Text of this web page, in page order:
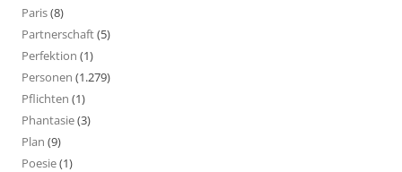
Paris(8)
Partnerschaft(5)
Perfektion (1)
Personen (1.279)
Pflichten (1)
Phantasie(3)
Plan (9)
Poesie(1)